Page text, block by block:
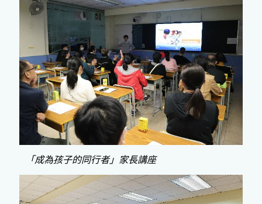
「成為孩子的同行者」家長講座